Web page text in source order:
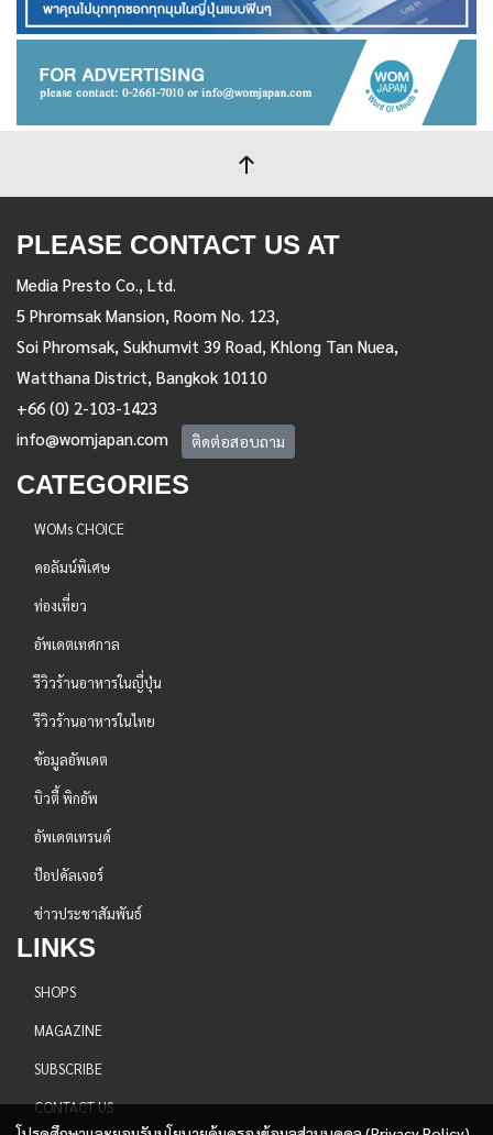
PLEASE CONTACT US AT
Media Presto Co., Ltd.
5 Phromsak Mansion, Room No. 123,
Soi Phromsak, Sukhumvit 39 Road, Khlong Tan Nuea,
Watthana District, Bangkok 10110
+66 (0) 2-103-1423
info@womjapan.com
ติดต่อสอบถาม
CATEGORIES
WOMs CHOICE
คอลัมน์พิเศษ
ท่องเที่ยว
อัพเดตเทศกาล
รีวิวร้านอาหารในญี่ปุ่น
รีวิวร้านอาหารในไทย
ข้อมูลอัพเดต
บิวตี้ พิกอัพ
อัพเดตเทรนด์
ป๊อปคัลเจอร์
ข่าวประชาสัมพันธ์
LINKS
SHOPS
MAGAZINE
SUBSCRIBE
CONTACT US